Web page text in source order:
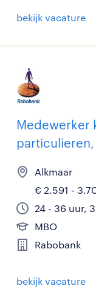
bekijk vacature
Medewerker
particulieren,
Alkmaar
€ 2.591 -
24 - 36 uur,
MBO
Rabobank
bekijk vacature